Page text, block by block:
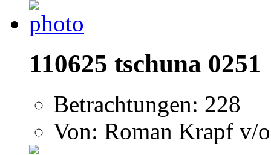
110625 tschuna 0251
Betrachtungen: 228
Von: Roman Krapf v/